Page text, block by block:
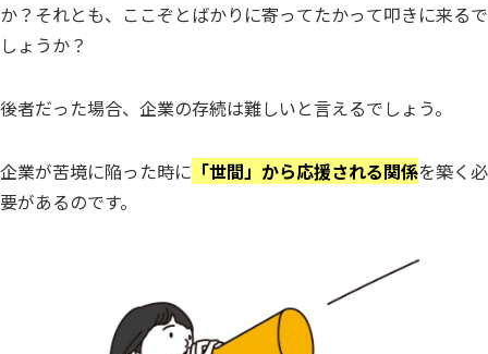
か？それとも、ここぞとばかりに寄ってたかって叩きに来るで
しょうか？
後者だった場合、企業の存続は難しいと言えるでしょう。
企業が苦境に陥った時に 「世間」から応援される関係を築く必
要があるのです。